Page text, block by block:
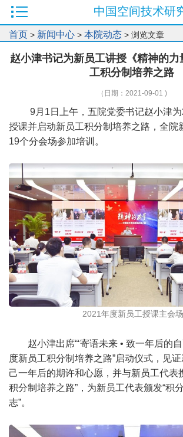
中国空间技术研
首页 > 新闻中心 > 本院动态 > 浏览文章
赵小津书记为新员工讲授《精神的力
工积分制培养之路
（日期：2021-09-01 )
9月1日上午，五院党委书记赵小津
授课并启动新员工积分制培养之路，全院
19个分会场参加培训。
2021年度新员工授课主会
赵小津出席“‘寄语未来 • 致一年后的
度新员工积分制培养之路”启动仪式，见
己一年后的期许和心愿，并与新员工代表
积分制培养之路”，为新员工代表颁发“积
志”。